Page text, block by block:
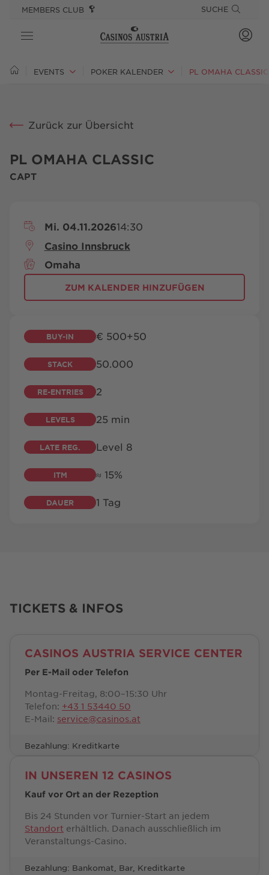
SPRUNGMARKEN
SPRINGE DIREKT ZU:
MEMBERS CLUB SUCHE
CASINOS
ANGEBOTE
GOURMET & STAY
EVENTS
SHOP BESUCH FAQ KONTAKT
Barrierefreiheit
Cookie-Einstellungen
EVENTS POKER KALENDER PL OMAHA CLASSIC
Zurück zur Übersicht
PL OMAHA CLASSIC
CAPT
Mi. 04.11.202614:30
Casino Innsbruck
Omaha
ZUM KALENDER HINZUFÜGEN
BUY-IN € 500­+50
STACK 50.000
RE-ENTRIES 2
LEVELS 25 min
LATE REG. Level 8
ITM ≈ 15%
DAUER 1 Tag
TICKETS & INFOS
CASINOS AUSTRIA SERVICE CENTER
Per E-Mail oder Telefon
Montag-Freitag, 8:00–15:30 Uhr
Telefon: +43 1 53440 50
E-Mail: service@casinos.at
Bezahlung: Kreditkarte
IN UNSEREN 12 CASINOS
Kauf vor Ort an der Rezeption
Bis 24 Stunden vor Turnier-Start an jedem
Standort erhältlich. Danach ausschließlich im
Veranstaltungs-Casino.
Bezahlung: Bankomat, Bar, Kreditkarte